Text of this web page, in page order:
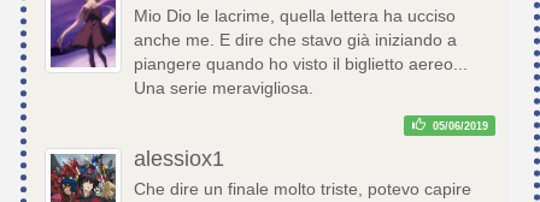
Mio Dio le lacrime, quella lettera ha ucciso
anche me. E dire che stavo già iniziando a
piangere quando ho visto il biglietto aereo...
Una serie meravigliosa.
05/06/2019
alessiox1
Che dire un finale molto triste, potevo capire